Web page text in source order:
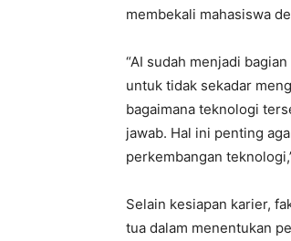
membekali mahasiswa
“AI sudah menjadi
untuk tidak sekadar
bagaimana teknologi
jawab. Hal ini penting
perkembangan
Selain kesiapan karier,
tua dalam menentukan